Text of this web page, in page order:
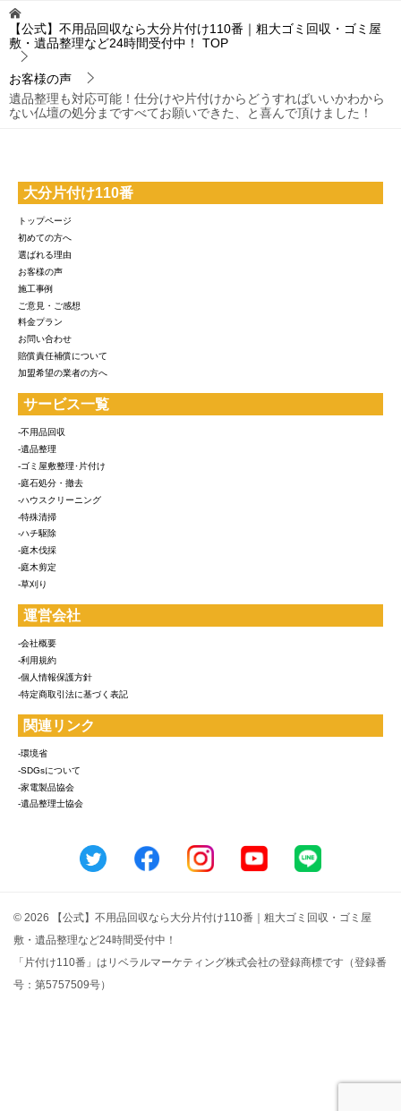
【公式】不用品回収なら大分片付け110番｜粗大ゴミ回収・ゴミ屋
敷・遺品整理など24時間受付中！
TOP
お客様の声
遺品整理も対応可能！仕分けや片付けからどうすればいいかわから
ない仏壇の処分まですべてお願いできた、と喜んで頂けました！
大分片付け110番
トップページ
初めての方へ
選ばれる理由
お客様の声
施工事例
ご意見・ご感想
料金プラン
お問い合わせ
賠償責任補償について
加盟希望の業者の方へ
サービス一覧
-不用品回収
-遺品整理
-ゴミ屋敷整理･片付け
-庭石処分・撤去
-ハウスクリーニング
-特殊清掃
-ハチ駆除
-庭木伐採
-庭木剪定
-草刈り
運営会社
-会社概要
-利用規約
-個人情報保護方針
-特定商取引法に基づく表記
関連リンク
-環境省
-SDGsについて
-家電製品協会
-遺品整理士協会
© 2026 【公式】不用品回収なら大分片付け110番｜粗大ゴミ回収・ゴミ屋
敷・遺品整理など24時間受付中！
「片付け110番」はリベラルマーケティング株式会社の登録商標です（登録番
号：第5757509号）